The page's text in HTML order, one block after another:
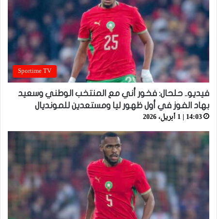
Sportime TV
فيديو.. حلحال: فخور أني مع المنتخب الوطني وسعيد
بهاد الفوز في أول ظهور ليا ومستعدين للمونديال
14:03 | 1 أبريل، 2026